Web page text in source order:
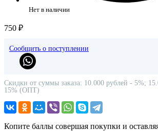
Нет в наличии
750 ₽
Сообщить о поступлении
Скидки от суммы заказа: 10.000 рублей - 5%;
15% (ОПТ)
Копите баллы совершая покупки и